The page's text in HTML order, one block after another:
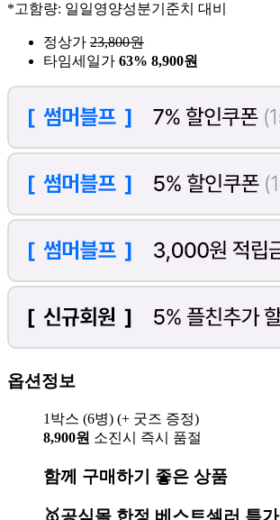
*고함량: 일일영양성분기준치 대비
정상가 23,800원
타임세일가 63% 8,900원
옵션정보
1박스 (6병) (+ 굿즈 증정)
8,900원 소진시 즉시 품절
함께 구매하기 좋은 상품
🥇공식몰 한정 베스트셀러 특가